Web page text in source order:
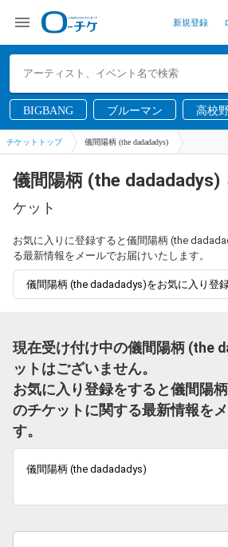
新規登録
BIGBANG ブルーマン 高校
チケットトップ 儀間陽柄 (the dadadadys)
儀間陽柄 (the dadadadys)
ケット
お気に入りに登録すると儀間陽柄 (the
る最新情報をメールでお届けいたします。
儀間陽柄 (the dadadadys)をお気に入り登
現在受け付け中の儀間陽柄 (the
ットはございません。
お気に入り登録をすると儀間陽
のチケットに関する最新情報を
す。
儀間陽柄 (the dadadadys)